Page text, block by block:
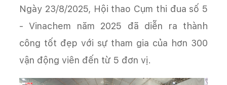
Ngày 23/8/2025, Hội thao Cụm thi đua số 5
- Vinachem năm 2025 đã diễn ra thành
công tốt đẹp với sự tham gia của hơn 300
vận động viên đến từ 5 đơn vị.